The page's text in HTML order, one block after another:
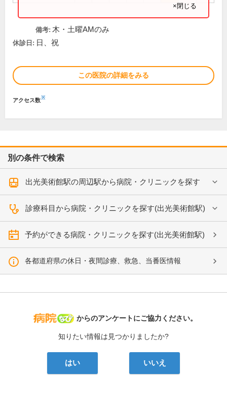
×閉じる
備考: 木・土曜AMのみ
休診日: 日、祝
この医院の詳細をみる
アクセス数※
別の条件で検索
出光美術館駅の周辺駅から病院・クリニックを探す
診療科目から病院・クリニックを探す(出光美術館駅)
予約ができる病院・クリニックを探す(出光美術館駅)
各都道府県の休日・夜間診療、救急、当番医情報
病院なび
からのアンケートにご協力ください。
知りたい情報は見つかりましたか?
はい いいえ